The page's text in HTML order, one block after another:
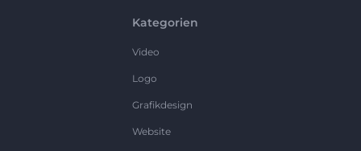
Kategorien
Video
Logo
Grafikdesign
Website